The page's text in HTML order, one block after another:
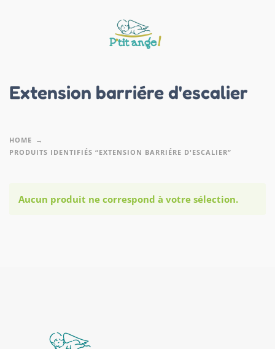
Extension barriére d'escalier
HOME
PRODUITS IDENTIFIÉS “EXTENSION BARRIÉRE D'ESCALIER”
Aucun produit ne correspond à votre sélection.